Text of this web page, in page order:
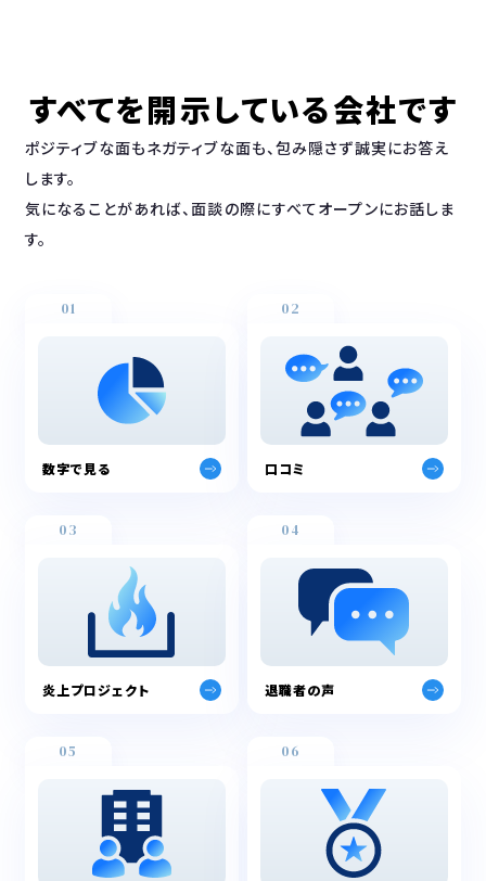
すべてを開示している会社です
ポジティブな面もネガティブな面も、包み隠さず誠実にお答え
します。
気になることがあれば、面談の際にすべてオープンにお話しま
す。
01
数字で見る
02
口コミ
03
炎上プロジェクト
04
退職者の声
05 06